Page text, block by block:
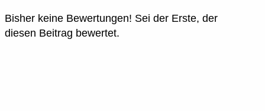
Bisher keine Bewertungen! Sei der Erste, der
diesen Beitrag bewertet.